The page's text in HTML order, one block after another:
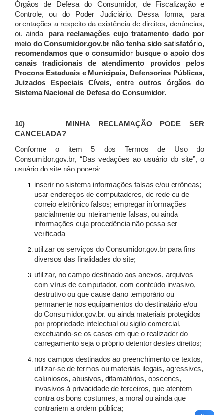
Órgãos de Defesa do Consumidor, de Fiscalização e
Controle, ou do Poder Judiciário. Dessa forma, para
orientações a respeito da existência de direitos, denúncias,
ou ainda, para reclamações cujo tratamento dado por
meio do Consumidor.gov.br não tenha sido satisfatório,
recomendamos que o consumidor busque o apoio dos
canais tradicionais de atendimento providos pelos
Procons Estaduais e Municipais, Defensorias Públicas,
Juizados Especiais Cíveis, entre outros órgãos do
Sistema Nacional de Defesa do Consumidor.
10)
MINHA RECLAMAÇÃO PODE SER
CANCELADA?
Conforme o item 5 dos Termos de Uso do
Consumidor.gov.br, “Das vedações ao usuário do site”, o
usuário do site não poderá:
inserir no sistema informações falsas e/ou errôneas;
usar endereços de computadores, de rede ou de
correio eletrônico falsos; empregar informações
parcialmente ou inteiramente falsas, ou ainda
informações cuja procedência não possa ser
verificada;
utilizar os serviços do Consumidor.gov.br para fins
diversos das finalidades do site;
utilizar, no campo destinado aos anexos, arquivos
com vírus de computador, com conteúdo invasivo,
destrutivo ou que cause dano temporário ou
permanente nos equipamentos do destinatário e/ou
do Consumidor.gov.br, ou ainda materiais protegidos
por propriedade intelectual ou sigilo comercial,
excetuando-se os casos em que o realizador do
carregamento seja o próprio detentor destes direitos;
nos campos destinados ao preenchimento de textos,
utilizar-se de termos ou materiais ilegais, agressivos,
caluniosos, abusivos, difamatórios, obscenos,
invasivos à privacidade de terceiros, que atentem
contra os bons costumes, a moral ou ainda que
contrariem a ordem pública;